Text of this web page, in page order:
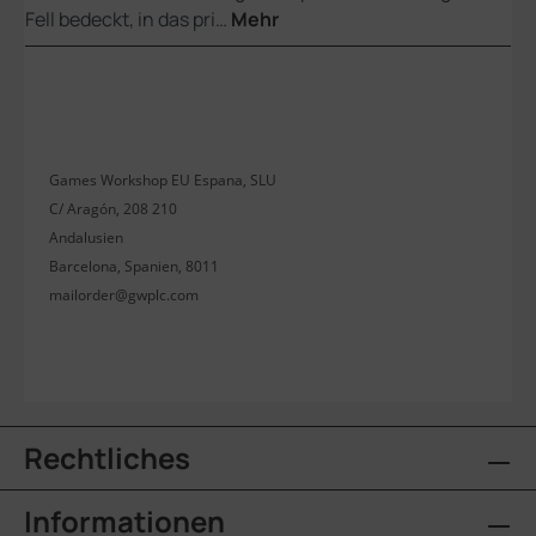
Fell bedeckt, in das pri… Mehr
Games Workshop EU Espana, SLU
C/ Aragón, 208 210
Andalusien
Barcelona, Spanien, 8011
mailorder@gwplc.com
Rechtliches
Informationen